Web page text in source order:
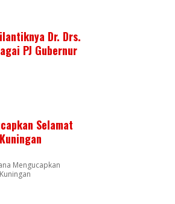
Dr. Drs.
PJ Gubernur
Selamat
Mengucapkan